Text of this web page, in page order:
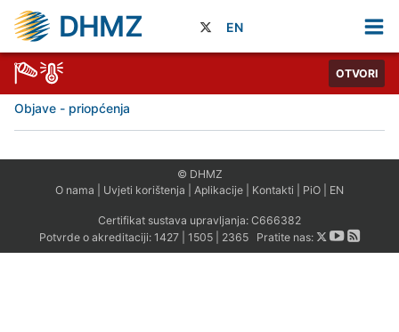
DHMZ EN
OTVORI
Objave - priopćenja
© DHMZ
O nama
Uvjeti korištenja Aplikacije Kontakti PiO EN
Certifikat sustava upravljanja: C666382
Potvrde o akreditaciji: 1427| 1505| 2365Pratite nas: